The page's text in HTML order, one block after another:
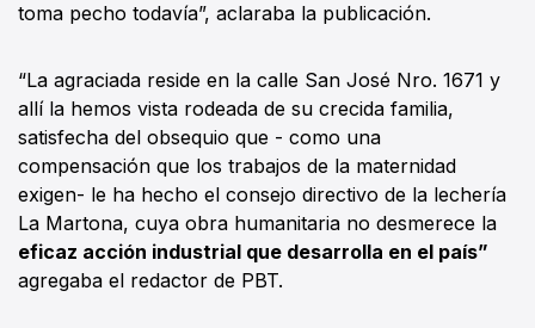
toma pecho todavía”, aclaraba la publicación.
“La agraciada reside en la calle San José Nro. 1671 y
allí la hemos vista rodeada de su crecida familia,
satisfecha del obsequio que - como una
compensación que los trabajos de la maternidad
exigen- le ha hecho el consejo directivo de la lechería
La Martona, cuya obra humanitaria no desmerece la
eficaz acción industrial que desarrolla en el país”
agregaba el redactor de PBT.